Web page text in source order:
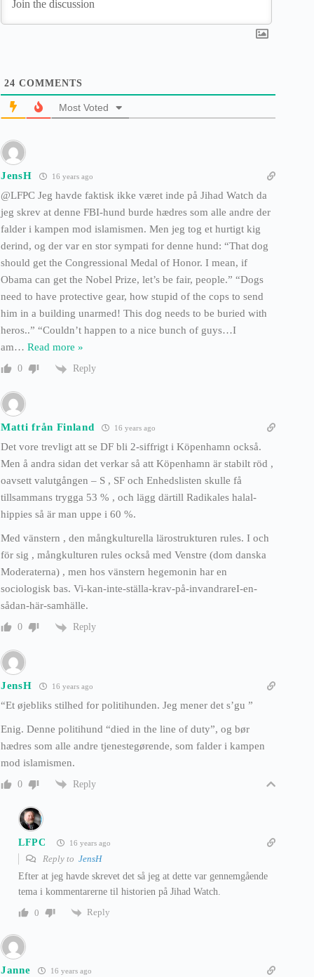
24 COMMENTS
Most Voted
JensH 16 years ago
@LFPC Jeg havde faktisk ikke været inde på Jihad Watch da
jeg skrev at denne FBI-hund burde hædres som alle andre der
falder i kampen mod islamismen. Men jeg tog et hurtigt kig
derind, og der var en stor sympati for denne hund: “That dog
should get the Congressional Medal of Honor. I mean, if
Obama can get the Nobel Prize, let’s be fair, people.” “Dogs
need to have protective gear, how stupid of the cops to send
him in a building unarmed! This dog needs to be buried with
heros..” “Couldn’t happen to a nice bunch of guys…I
am… Read more »
0 Reply
Matti från Finland 16 years ago
Det vore trevligt att se DF bli 2-siffrigt i Köpenhamn också.
Men å andra sidan det verkar så att Köpenhamn är stabilt röd ,
oavsett valutgången – S , SF och Enhedslisten skulle få
tillsammans trygga 53 % , och lägg därtill Radikales halal-
hippies så är man uppe i 60 %.
Med vänstern , den mångkulturella lärostrukturen rules. I och
för sig , mångkulturen rules också med Venstre (dom danska
Moderaterna) , men hos vänstern hegemonin har en
sociologisk bas. Vi-kan-inte-ställa-krav-på-invandrareI-en-
sådan-här-samhälle.
0 Reply
JensH 16 years ago
“Et øjebliks stilhed for politihunden. Jeg mener det s’gu ”
Enig. Denne politihund “died in the line of duty”, og bør
hædres som alle andre tjenestegørende, som falder i kampen
mod islamismen.
0 Reply
LFPC 16 years ago
Reply to JensH
Efter at jeg havde skrevet det så jeg at dette var gennemgående
tema i kommentarerne til historien på Jihad Watch.
0
Reply
Janne 16 years ago